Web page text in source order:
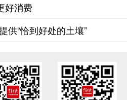
好消费
供“恰到好处的土壤”